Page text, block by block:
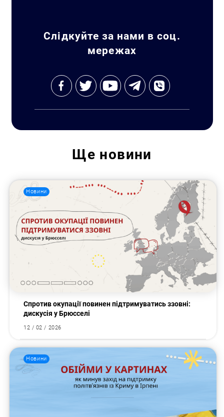
Слідкуйте за нами в соц.
мережах
Ще новини
Новини
Спротив окупації повинен підтримуватись ззовні:
дискусія у Брюсселі
12 / 02 / 2026
Новини